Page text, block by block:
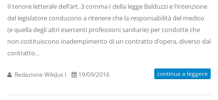
Il tenore letterale dell’art. 3 comma I della legge Balduzzi e l’intenzione
del legislatore conducono a ritenere che la responsabilità del medico
(e quella degli altri esercenti professioni sanitarie) per condotte che
non costituiscono inadempimento di un contratto d’opera, diverso dal
contratto...
Redazione WikiJus I 19/09/2016 continua a leggere